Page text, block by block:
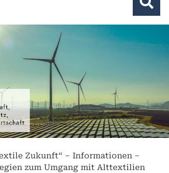
Zukunft“ – Informationen –
zum Umgang mit Alttextilien